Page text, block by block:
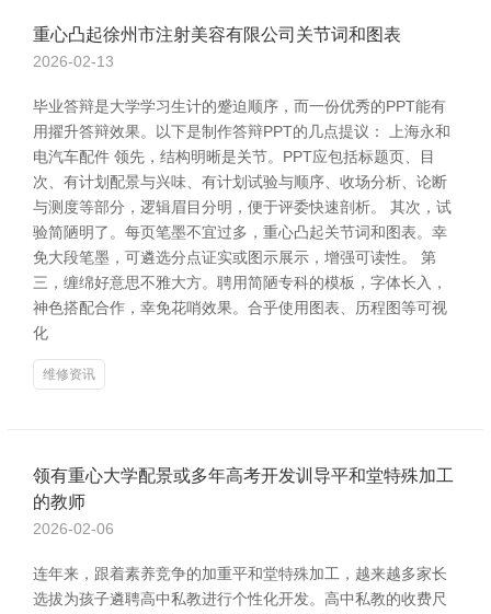
重心凸起徐州市注射美容有限公司关节词和图表
2026-02-13
毕业答辩是大学学习生计的蹙迫顺序，而一份优秀的PPT能有
用擢升答辩效果。以下是制作答辩PPT的几点提议： 上海永和
电汽车配件 领先，结构明晰是关节。PPT应包括标题页、目
次、有计划配景与兴味、有计划试验与顺序、收场分析、论断
与测度等部分，逻辑眉目分明，便于评委快速剖析。 其次，试
验简陋明了。每页笔墨不宜过多，重心凸起关节词和图表。幸
免大段笔墨，可遴选分点证实或图示展示，增强可读性。 第
三，缠绵好意思不雅大方。聘用简陋专科的模板，字体长入，
神色搭配合作，幸免花哨效果。合乎使用图表、历程图等可视
化
维修资讯
领有重心大学配景或多年高考开发训导平和堂特殊加工
的教师
2026-02-06
连年来，跟着素养竞争的加重平和堂特殊加工，越来越多家长
选拔为孩子遴聘高中私教进行个性化开发。高中私教的收费尺